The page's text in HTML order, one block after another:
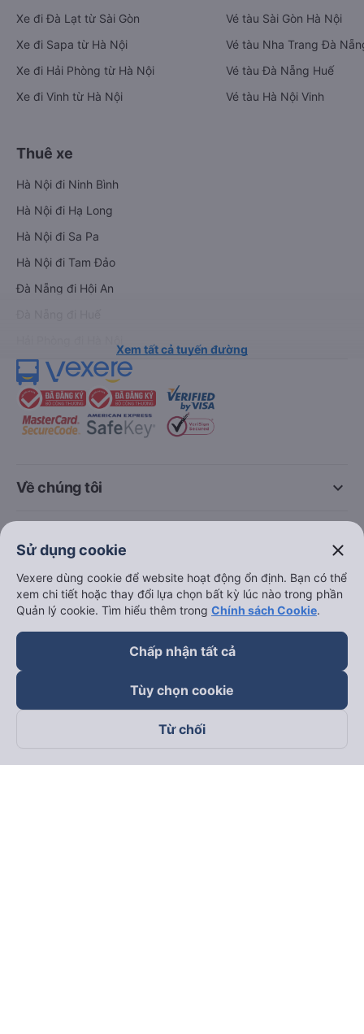
Xe đi Đà Lạt từ Sài Gòn
Xe đi Sapa từ Hà Nội
Xe đi Hải Phòng từ Hà Nội
Xe đi Vinh từ Hà Nội
Vé tàu Sài Gòn Hà Nội
Vé tàu Nha Trang Đà
Vé tàu Đà Nẵng Huế
Vé tàu Hà Nội Vinh
Thuê xe
Hà Nội đi Ninh Bình
Hà Nội đi Hạ Long
Hà Nội đi Sa Pa
Hà Nội đi Tam Đảo
Đà Nẵng đi Hội An
Xem tất cả tuyến đường
keyboard_arrow_down
Về chúng tôi
keyboard_arrow_down
Trở thành đối tác
Sử dụng cookie close
Vexere dùng cookie để website hoạt động ổn định. Bạn có thể
xem chi tiết hoặc thay đổi lựa chọn bất kỳ lúc nào trong phần
Quản lý cookie. Tìm hiểu thêm trong Chính sách Cookie.
Chấp nhận tất cả
Tùy chọn cookie
Từ chối